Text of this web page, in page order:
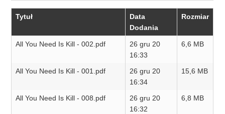
Tytuł
Data
Dodania
Rozmiar
All You Need Is Kill - 002.pdf
26 gru 20
16:33
6,6 MB
All You Need Is Kill - 001.pdf
26 gru 20
16:34
15,6 MB
All You Need Is Kill - 008.pdf
26 gru 20
16:32
6,8 MB